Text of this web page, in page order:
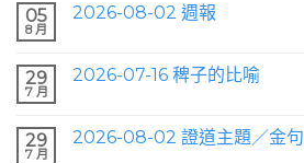
05
8 月
2026-08-02 週報
29
7 月
2026-07-16 稗子的比喻
29
7 月
2026-08-02 證道主題／金句